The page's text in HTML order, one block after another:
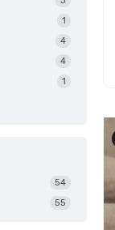
1
4
4
1
54
55